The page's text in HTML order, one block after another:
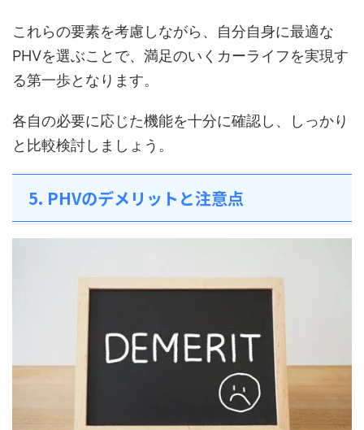
これらの要素を考慮しながら、自分自身に最適な
PHVを選ぶことで、満足のいくカーライフを実現す
る第一歩となります。
各自の必要に応じた機能を十分に確認し、しっかり
と比較検討しましょう。
5. PHVのデメリットと注意点